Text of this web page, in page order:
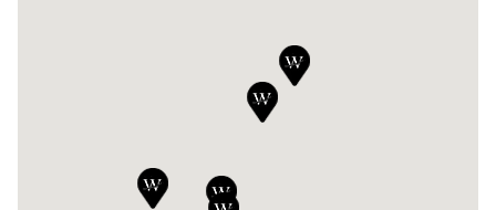
DE WILLERMIN AUBENAS